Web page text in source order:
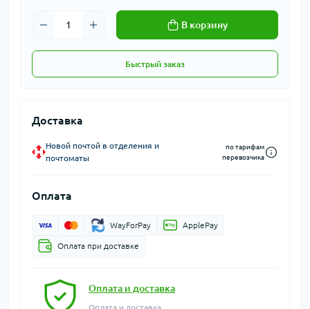
В корзину
Быстрый заказ
Доставка
Новой почтой в отделения и
почтоматы
по тарифам
перевозчика
Оплата
WayForPay ApplePay
Оплата при доставке
Оплата и доставка